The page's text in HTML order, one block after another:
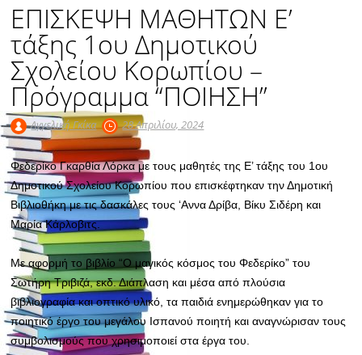
ΕΠΙΣΚΕΨΗ ΜΑΘΗΤΩΝ Ε’
τάξης 1ου Δημοτικού
Σχολείου Κορωπίου –
Πρόγραμμα “ΠΟΙΗΣΗ”
Αγγελική Γκίκα 28 Απριλίου, 2024
Φεδερίκο Γκαρθία Λόρκα με τους μαθητές της Ε’ τάξης του 1ου
Δημοτικού Σχολείου Κορωπίου που επισκέφτηκαν την Δημοτική
Βιβλιοθήκη με τις δασκάλες τους ‘Αννα Δρίβα, Βίκυ Σιδέρη και
Μαρία Κάρλοβιτς.
Με αφορμή το βιβλίο “Ο μαγικός κόσμος του Φεδερίκο” του
Σωτήρη Τριβιζά, εκδ. Διάπλαση και μέσα από πλούσια
βιβλιογραφία και οπτικό υλικό, τα παιδιά ενημερώθηκαν για το
ποιητικό έργο του μεγάλου Ισπανού ποιητή και αναγνώρισαν τους
συμβολισμούς που χρησιμοποιεί στα έργα του.